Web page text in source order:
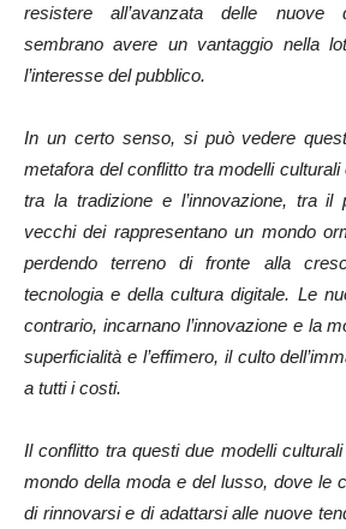
resistere all’avanzata delle nuove
sembrano avere un vantaggio nella
l’interesse del pubblico.
In un certo senso, si può vedere
metafora del conflitto tra modelli
tra la tradizione e l’innovazione, tra
vecchi dei rappresentano un mondo
perdendo terreno di fronte alla
tecnologia e della cultura digitale. Le
contrario, incarnano l’innovazione e la
superficialità e l’effimero, il culto
a tutti i costi.
Il conflitto tra questi due modelli
mondo della moda e del lusso, dove le
di rinnovarsi e di adattarsi alle nuove